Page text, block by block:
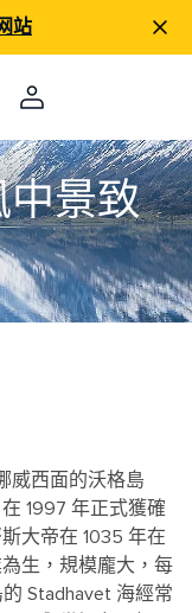
站
中景致
威西面的沃格島
1997 年正式獲確
大帝在 1035 年在
生，規模龐大，每
Stadhavet 海經常